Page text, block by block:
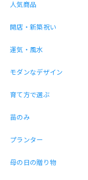
人気商品
開店・新築祝い
運気・風水
モダンなデザイン
育て方で選ぶ
苗のみ
プランター
母の日の贈り物